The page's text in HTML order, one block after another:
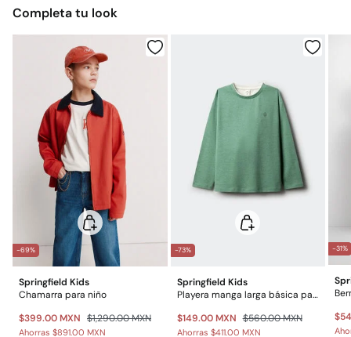
No lavar en seco
Otros estados de la República Mexicana: 2-5 días
*Días laborables (L-V).
Envío a almacén
Completa tu look
-69%
Springfield Kids
Chamarra para niño
$399.00 MXN $1,290.00 MXN
Ahorras $891.00 MXN
-73%
Springfield Kids
Playera manga larga básica para niño
$149.00 MXN $560.00 MXN
Ahorras $411.00 MXN
-31%